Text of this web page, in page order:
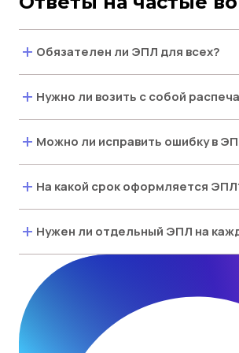
+ Обязателен ли ЭПЛ для всех?
+ Нужно ли возить с собой
+ Можно ли исправить ошибку в
+ На какой срок оформляется
+ Нужен ли отдельный ЭПЛ на